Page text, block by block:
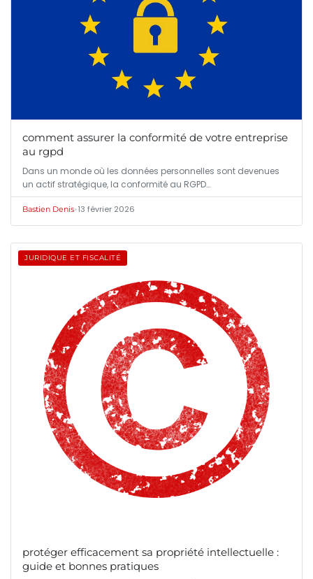
comment assurer la conformité de votre entreprise
au rgpd
Dans un monde où les données personnelles sont devenues
un actif stratégique, la conformité au RGPD…
Bastien Denis•13 février 2026
JURIDIQUE ET FISCALITÉ
protéger efficacement sa propriété intellectuelle :
guide et bonnes pratiques